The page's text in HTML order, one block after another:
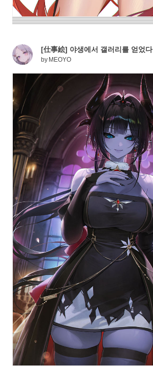
[仕事絵] 야생에서 갤러리를 얻었다
by MEOYO